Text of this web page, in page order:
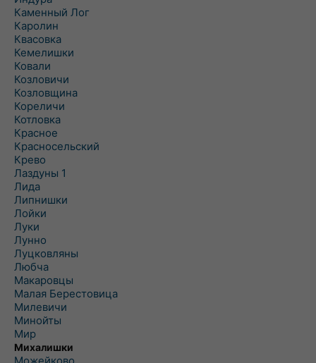
Каменный Лог
Каролин
Квасовка
Кемелишки
Ковали
Козловичи
Козловщина
Кореличи
Котловка
Красное
Красносельский
Крево
Лаздуны 1
Лида
Липнишки
Лойки
Луки
Лунно
Луцковляны
Любча
Макаровцы
Малая Берестовица
Милевичи
Минойты
Мир
Михалишки